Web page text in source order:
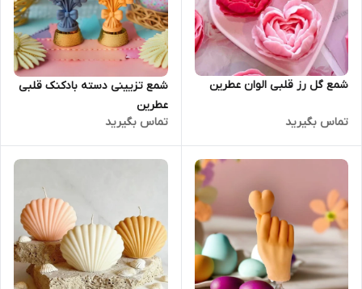
شمع گل رز قلبی الوان عطرین
تماس بگیرید
شمع تزیینی دسته بادکنک قلبی
عطرین
تماس بگیرید